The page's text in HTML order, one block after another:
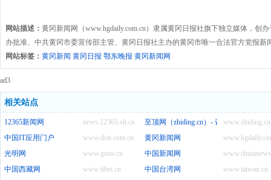
网站描述： 黄冈新闻网（www.hgdaily.com.cn）隶属黄冈日报社旗下独立媒体，创
办批准、中共黄冈市委宣传部主管、黄冈日报社主办的黄冈市唯一合法官方党报新
网站标签： 黄冈新闻 黄冈日报 鄂东晚报 黄冈新闻网
ad3
相关站点
news.12365.sh.cn
12365新闻网 www.zhiding.cn
至顶网（zhiding.cn）- 记录和推动数字
www.doit.com.cn
中国IT应用门户
黄冈新闻网
www.gmw.cn
光明网
中国新闻网
www.tibet.cn
中国西藏网 www.taiwan.cn
中国台湾网